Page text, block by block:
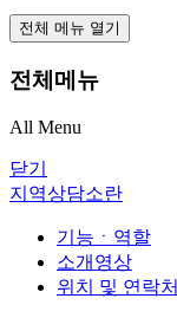
전체 메뉴 열기
전체메뉴
All Menu
닫기
지역상담소란
기능ㆍ역할
소개영상
위치 및 연락처